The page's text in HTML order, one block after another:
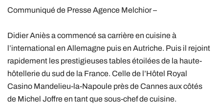
Communiqué de Presse Agence Melchior –
Didier Aniès a commencé sa carrière en cuisine à
l’international en Allemagne puis en Autriche. Puis il rejoint
rapidement les prestigieuses tables étoilées de la haute-
hôtellerie du sud de la France. Celle de l’Hôtel Royal
Casino Mandelieu-la-Napoule près de Cannes aux côtés
de Michel Joffre en tant que sous-chef de cuisine.